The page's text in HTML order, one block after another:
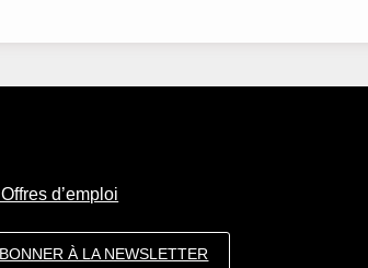
Offres d’emploi
À LA NEWSLETTER